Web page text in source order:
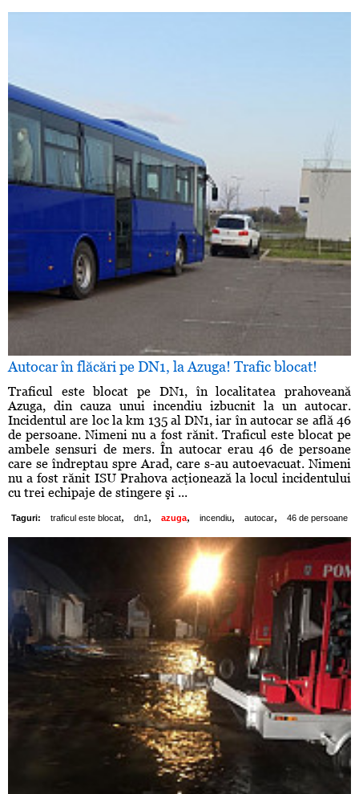
Autocar în flăcări pe DN1, la Azuga! Trafic blocat!
Traficul este blocat pe DN1, în localitatea prahoveană
Azuga, din cauza unui incendiu izbucnit la un autocar.
Incidentul are loc la km 135 al DN1, iar în autocar se află 46
de persoane. Nimeni nu a fost rănit. Traficul este blocat pe
ambele sensuri de mers. În autocar erau 46 de persoane
care se îndreptau spre Arad, care s-au autoevacuat. Nimeni
nu a fost rănit ISU Prahova acţionează la locul incidentului
cu trei echipaje de stingere şi ...
Taguri: traficul este blocat, dn1, azuga, incendiu, autocar, 46 de persoane